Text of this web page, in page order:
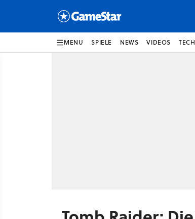
MENU SPIELE NEWS VIDEOS TECH